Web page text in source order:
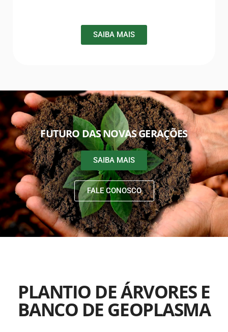
SAIBA MAIS
FUTURO DAS NOVAS GERAÇÕES
SAIBA MAIS
FALE CONOSCO
PLANTIO DE ÁRVORES E
BANCO DE GEOPLASMA